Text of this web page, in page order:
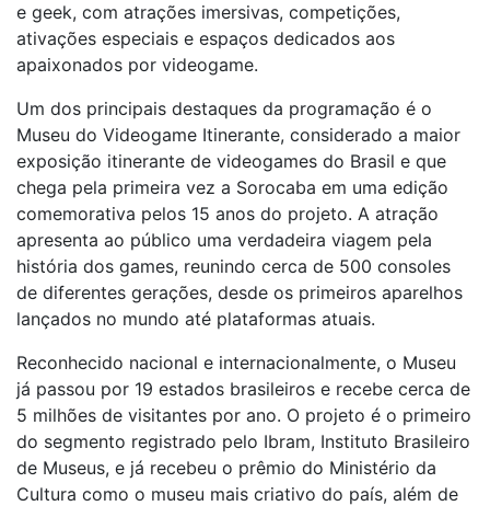
e geek, com atrações imersivas, competições,
ativações especiais e espaços dedicados aos
apaixonados por videogame.
Um dos principais destaques da programação é o
Museu do Videogame Itinerante, considerado a maior
exposição itinerante de videogames do Brasil e que
chega pela primeira vez a Sorocaba em uma edição
comemorativa pelos 15 anos do projeto. A atração
apresenta ao público uma verdadeira viagem pela
história dos games, reunindo cerca de 500 consoles
de diferentes gerações, desde os primeiros aparelhos
lançados no mundo até plataformas atuais.
Reconhecido nacional e internacionalmente, o Museu
já passou por 19 estados brasileiros e recebe cerca de
5 milhões de visitantes por ano. O projeto é o primeiro
do segmento registrado pelo Ibram, Instituto Brasileiro
de Museus, e já recebeu o prêmio do Ministério da
Cultura como o museu mais criativo do país, além de